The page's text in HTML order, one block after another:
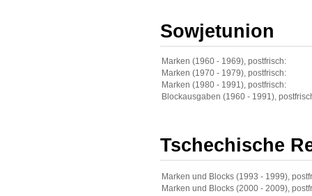
Sowjetunion
Marken (1960 - 1969), postfrisch:
Marken (1970 - 1979), postfrisch:
Marken (1980 - 1991), postfrisch:
Blockausgaben (1960 - 1991),
Tschechische
Marken und Blocks (1993 - 1999),
Marken und Blocks (2000 - 2009),